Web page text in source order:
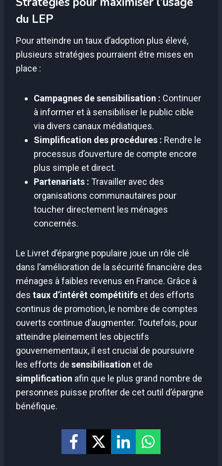
du LEP
Pour atteindre un taux d’adoption plus élevé,
plusieurs stratégies pourraient être mises en
place :
Campagnes de sensibilisation : Continuer
à informer et à sensibiliser le public cible
via divers canaux médiatiques.
Simplification des procédures : Rendre le
processus d’ouverture de compte encore
plus simple et direct.
Partenariats : Travailler avec des
organisations communautaires pour
toucher directement les ménages
concernés.
Le Livret d’épargne populaire joue un rôle clé
dans l’amélioration de la sécurité financière des
ménages à faibles revenus en France. Grâce à
des taux d’intérêt compétitifs et des efforts
continus de promotion, le nombre de comptes
ouverts continue d’augmenter. Toutefois, pour
atteindre pleinement les objectifs
gouvernementaux, il est crucial de poursuivre
les efforts de sensibilisation et de
simplification afin que le plus grand nombre de
personnes puisse profiter de cet outil d’épargne
bénéfique.